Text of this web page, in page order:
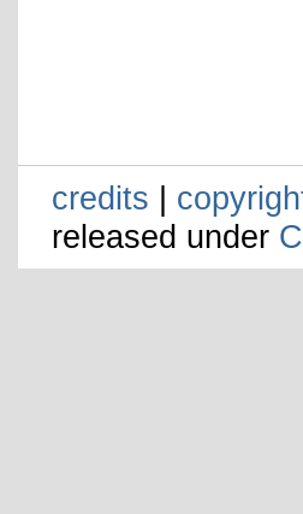
credits |
released under